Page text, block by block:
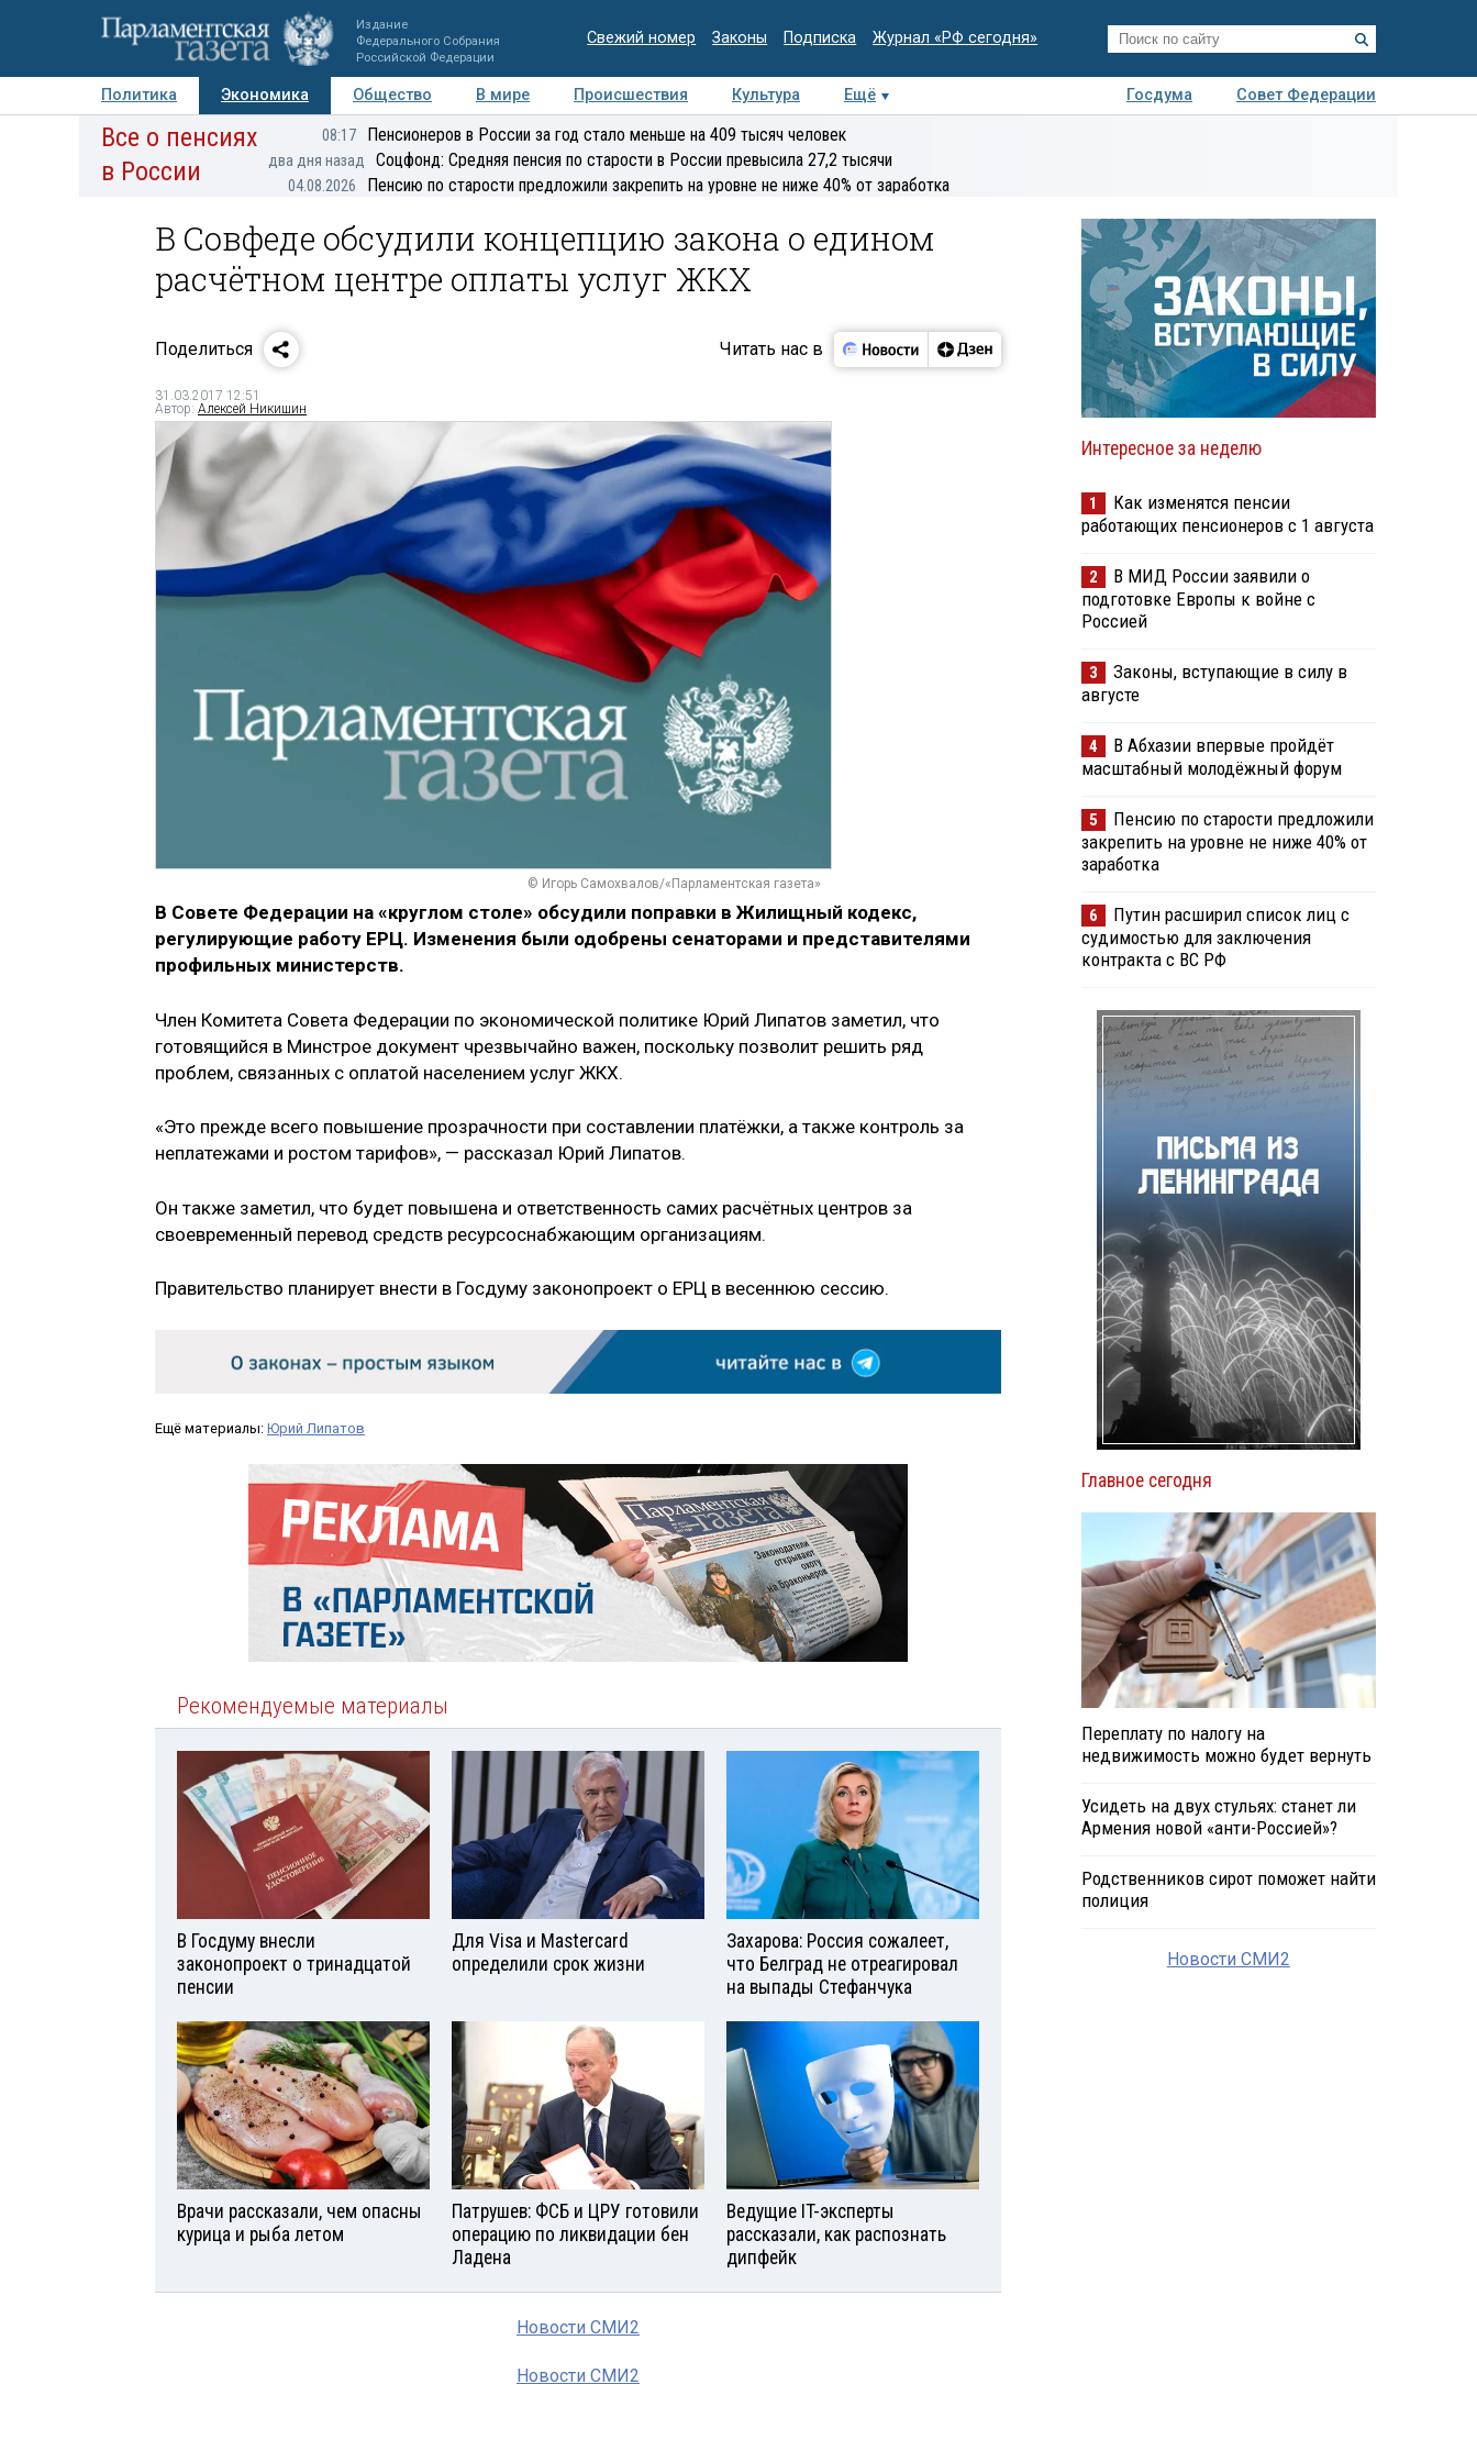
Издание
Федерального Собрания
Российской Федерации
Свежий номер Законы Подписка Журнал «РФ сегодня»
Политика Экономика Общество В мире Происшествия Культура Ещё Госдума
Совет Федерации
Авторы Персоны Мнения Регионы Медиацентр Интервью Колумнисты
Все о пенсиях
в России
08:17 Пенсионеров в России за год стало меньше на 409 тысяч человек
два дня назад Соцфонд: Средняя пенсия по старости в России превысила 27,2 тысячи
04.08.2026 Пенсию по старости предложили закрепить на уровне не ниже 40% от заработка
В Совфеде обсудили концепцию закона о едином
расчётном центре оплаты услуг ЖКХ
Поделиться Читать нас в
31.03.2017 12:51
Автор: Алексей Никишин
© Игорь Самохвалов/«Парламентская газета»
В Совете Федерации на «круглом столе» обсудили поправки в Жилищный кодекс,
регулирующие работу ЕРЦ. Изменения были одобрены сенаторами и представителями
профильных министерств.
Член Комитета Совета Федерации по экономической политике Юрий Липатов заметил, что
готовящийся в Минстрое документ чрезвычайно важен, поскольку позволит решить ряд
проблем, связанных с оплатой населением услуг ЖКХ.
«Это прежде всего повышение прозрачности при составлении платёжки, а также контроль за
неплатежами и ростом тарифов», — рассказал Юрий Липатов.
Он также заметил, что будет повышена и ответственность самих расчётных центров за
своевременный перевод средств ресурсоснабжающим организациям.
Правительство планирует внести в Госдуму законопроект о ЕРЦ в весеннюю сессию.
Ещё материалы: Юрий Липатов
Рекомендуемые материалы
В Госдуму внесли
законопроект о тринадцатой
пенсии
Для Visа и Mastercard
определили срок жизни
Захарова: Россия сожалеет,
что Белград не отреагировал
на выпады Стефанчука
Врачи рассказали, чем опасны
курица и рыба летом
Патрушев: ФСБ и ЦРУ готовили
операцию по ликвидации бен
Ладена
Ведущие IT-эксперты
рассказали, как распознать
дипфейк
Новости СМИ2
Новости СМИ2
Интересное за неделю
1
Как изменятся пенсии
работающих пенсионеров с 1 августа
2
В МИД России заявили о
подготовке Европы к войне с
Россией
3
Законы, вступающие в силу в
августе
4
В Абхазии впервые пройдёт
масштабный молодёжный форум
5
Пенсию по старости предложили
закрепить на уровне не ниже 40% от
заработка
6
Путин расширил список лиц с
судимостью для заключения
контракта с ВС РФ
Главное сегодня
Переплату по налогу на
недвижимость можно будет вернуть
Усидеть на двух стульях: станет ли
Армения новой «анти-Россией»?
Родственников сирот поможет найти
полиция
Новости СМИ2